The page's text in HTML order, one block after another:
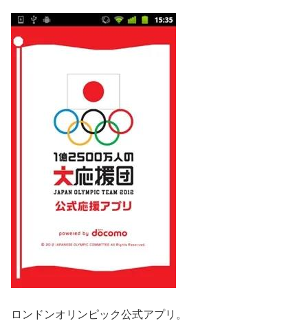
ロンドンオリンピック公式アプリ。